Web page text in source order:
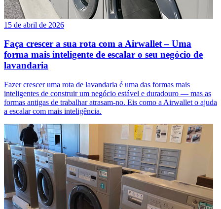
15 de abril de 2026
Faça crescer a sua rota com a Airwallet – Uma
forma mais inteligente de escalar o seu negócio de
lavandaria
Fazer crescer uma rota de lavandaria é uma das formas mais
inteligentes de construir um negócio estável e duradouro — mas as
formas antigas de trabalhar atrasam-no. Eis como a Airwallet o ajuda
a escalar com mais inteligência.